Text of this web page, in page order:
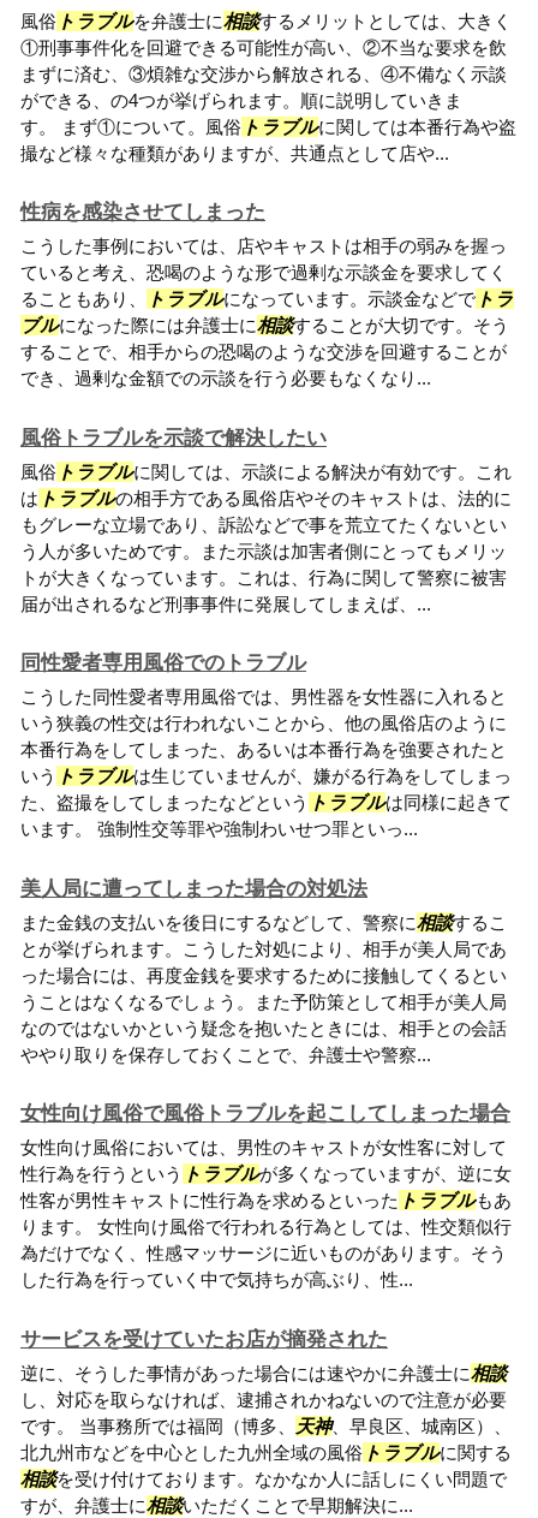
風俗 トラブルを弁護士に相談するメリットとしては、大きく
①刑事事件化を回避できる可能性が高い、②不当な要求を飲
まずに済む、③煩雑な交渉から解放される、④不備なく示談
ができる、の4つが挙げられます。順に説明していきま
す。 まず①について。風俗 トラブルに関しては本番行為や盗
撮など様々な種類がありますが、共通点として店や...
性病を感染させてしまった
こうした事例においては、店やキャストは相手の弱みを握っ
ていると考え、恐喝のような形で過剰な示談金を要求してく
ることもあり、
トラブルになっています。示談金などで トラ
ブルになった際には弁護士に相談することが大切です。そう
することで、相手からの恐喝のような交渉を回避することが
でき、過剰な金額での示談を行う必要もなくなり...
風俗トラブルを示談で解決したい
風俗 トラブルに関しては、示談による解決が有効です。これ
は トラブルの相手方である風俗店やそのキャストは、法的に
もグレーな立場であり、訴訟などで事を荒立てたくないとい
う人が多いためです。また示談は加害者側にとってもメリッ
トが大きくなっています。これは、行為に関して警察に被害
届が出されるなど刑事事件に発展してしまえば、...
同性愛者専用風俗でのトラブル
こうした同性愛者専用風俗では、男性器を女性器に入れると
いう狭義の性交は行われないことから、他の風俗店のように
本番行為をしてしまった、あるいは本番行為を強要されたと
いう トラブルは生じていませんが、嫌がる行為をしてしまっ
た、盗撮をしてしまったなどという トラブルは同様に起きて
います。 強制性交等罪や強制わいせつ罪といっ...
美人局に遭ってしまった場合の対処法
また金銭の支払いを後日にするなどして、警察に相談するこ
とが挙げられます。こうした対処により、相手が美人局であ
った場合には、再度金銭を要求するために接触してくるとい
うことはなくなるでしょう。また予防策として相手が美人局
なのではないかという疑念を抱いたときには、相手との会話
ややり取りを保存しておくことで、弁護士や警察...
女性向け風俗で風俗トラブルを起こしてしまった場合
女性向け風俗においては、男性のキャストが女性客に対して
性行為を行うという トラブルが多くなっていますが、逆に女
性客が男性キャストに性行為を求めるといった トラブルもあ
ります。 女性向け風俗で行われる行為としては、性交類似行
為だけでなく、性感マッサージに近いものがあります。そう
した行為を行っていく中で気持ちが高ぶり、性...
サービスを受けていたお店が摘発された
逆に、そうした事情があった場合には速やかに弁護士に相談
し、対応を取らなければ、逮捕されかねないので注意が必要
です。 当事務所では福岡（博多、
天神、早良区、城南区）、
北九州市などを中心とした九州全域の風俗 トラブルに関する
相談を受け付けております。なかなか人に話しにくい問題で
すが、弁護士に相談いただくことで早期解決に...